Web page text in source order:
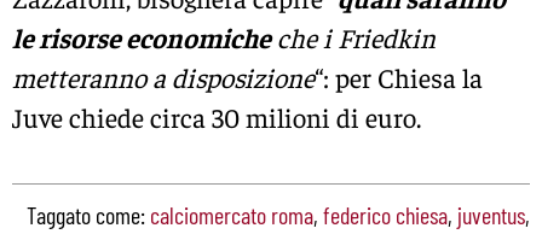
le risorse economicheche i Friedkin
metteranno a disposizione“: per Chiesa la
Juve chiede circa 30 milioni di euro.
Taggato come: calciomercato roma, federico chiesa, juventus,